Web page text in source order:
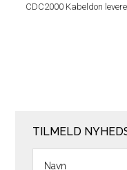
CDC2000 Kabeldon
TILMELD